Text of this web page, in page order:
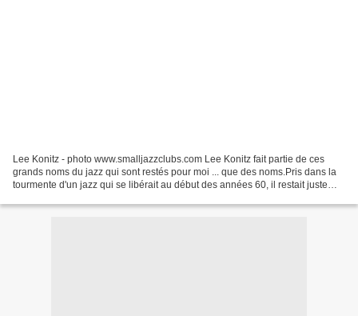
Lee Konitz - photo www.smalljazzclubs.com Lee Konitz fait partie de ces
grands noms du jazz qui sont restés pour moi ... que des noms.Pris dans la
tourmente d'un jazz qui se libérait au début des années 60, il restait juste